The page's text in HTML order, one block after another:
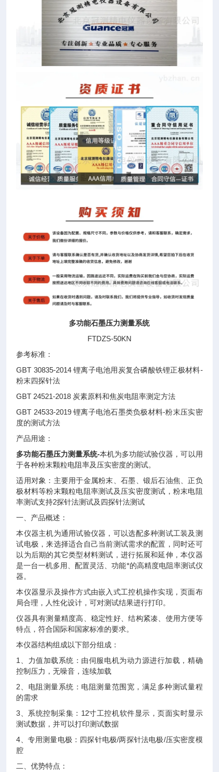
多功能石墨压力测量系统
FTDZS-50KN
参考标准：
GBT 30835-2014 锂离子电池用炭复合磷酸铁锂正极材料-
粉末四探针法
GBT 24521-2018 炭素原料和焦炭电阻率测定方法
GBT 24533-2019 锂离子电池石墨类负极材料-粉末压实密
度的测试方法
产品用途：
多功能石墨压力测量系统-本机为多功能试验仪器，可以用
于各种粉末颗粒电阻率及压实密度的测试。
适用对象：主要用于金属粉末、石墨、锻后石油焦、正负
极材料等粉末颗粒电阻率测试及压实密度测试，粉末电阻
率测试支持2探针法测试及四探针法测试
一、产品概述：
本仪器主机为通用试验仪器，可以选配多种测试工装及测
试电极，来选择适合自己当前测试需求的配置，同时还可
以为后期的其它类型材料测试，进行拓展和延伸，本仪器
是一台一机多用、配置灵活、功能*的高精度电阻率测试仪
器。
本仪器显示及操作方式由嵌入式工控机操作实现，页面布
局合理，人性化设计，可对测试结果进行打印。
仪器具有测量精度高、稳定性好、结构紧凑、使用方便等
特点，符合国际和国家标准的要求。
本仪器结构组成以下部分组成：
1、力值加载系统：由伺服电机为动力源进行加载，精确
控制压力，无噪音，连续加载
2、电阻测量系统：电阻测量范围宽，满足多种测试量程
的需求
3、系统控制采集：12寸工控机软件显示，页面实时显示
测试数据，并可以打印测试数据
4、专用测量电极：四探针电极/两探针法电极/压实密度模
腔
二、优势特点：